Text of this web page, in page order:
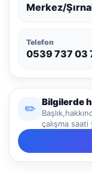
Merkez/
Telefon
0539 737 03
✏️
Bilgilerde
çalışma